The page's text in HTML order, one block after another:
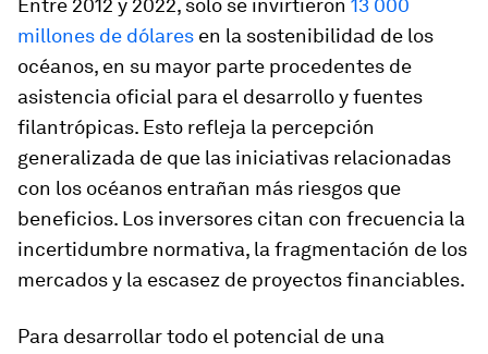
Entre 2012 y 2022, solo se invirtieron 13 000
millones de dólares en la sostenibilidad de los
océanos, en su mayor parte procedentes de
asistencia oficial para el desarrollo y fuentes
filantrópicas. Esto refleja la percepción
generalizada de que las iniciativas relacionadas
con los océanos entrañan más riesgos que
beneficios. Los inversores citan con frecuencia la
incertidumbre normativa, la fragmentación de los
mercados y la escasez de proyectos financiables.
Para desarrollar todo el potencial de una